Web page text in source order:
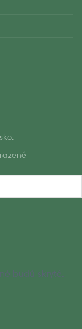
budú skryté.